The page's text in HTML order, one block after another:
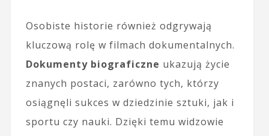
Osobiste historie również odgrywają
kluczową rolę w filmach dokumentalnych.
Dokumenty biograficzne ukazują życie
znanych postaci, zarówno tych, którzy
osiągnęli sukces w dziedzinie sztuki, jak i
sportu czy nauki. Dzięki temu widzowie